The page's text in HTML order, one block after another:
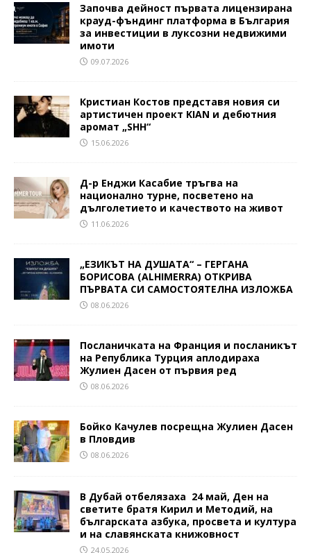
Започва дейност първата лицензирана
крауд-фъндинг платформа в България
за инвестиции в луксозни недвижими
имоти
09.07.2026
Кристиан Костов представя новия си
артистичен проект KIAN и дебютния
аромат „SHH“
15.06.2026
Д-р Енджи Касабие тръгва на
национално турне, посветено на
дълголетието и качеството на живот
11.06.2026
„ЕЗИКЪТ НА ДУШАТА“ – ГЕРГАНА
БОРИСОВА (ALHIMERRA) ОТКРИВА
ПЪРВАТА СИ САМОСТОЯТЕЛНА ИЗЛОЖБА
08.06.2026
Посланичката на Франция и посланикът
на Република Турция аплодираха
Жулиен Дасен от първия ред
08.06.2026
Бойко Качулев посрещна Жулиен Дасен
в Пловдив
08.06.2026
В Дубай отбелязаха 24 май, Ден на
светите братя Кирил и Методий, на
българската азбука, просвета и култура
и на славянската книжовност
24.05.2026